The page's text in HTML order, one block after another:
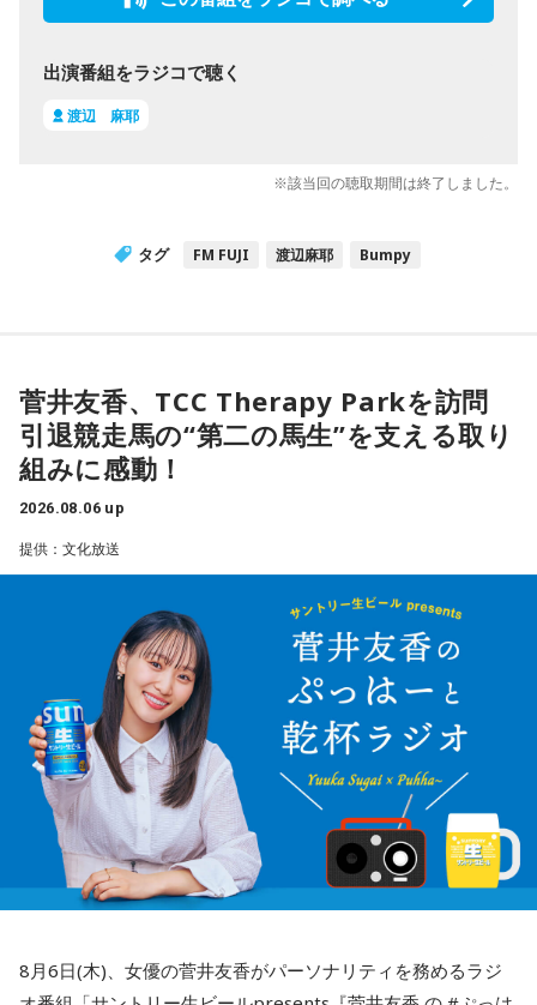
出演番組をラジコで聴く
渡辺 麻耶
※該当回の聴取期間は終了しました。
タグ FM FUJI 渡辺麻耶 Bumpy
菅井友香、TCC Therapy Parkを訪問
引退競走馬の“第二の馬生”を支える取り
組みに感動！
2026.08.06 up
提供：文化放送
8月6日(木)、女優の菅井友香がパーソナリティを務めるラジ